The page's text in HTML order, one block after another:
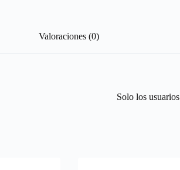
Valoraciones (0)
Solo los